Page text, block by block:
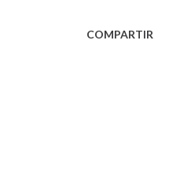
COMPARTIR